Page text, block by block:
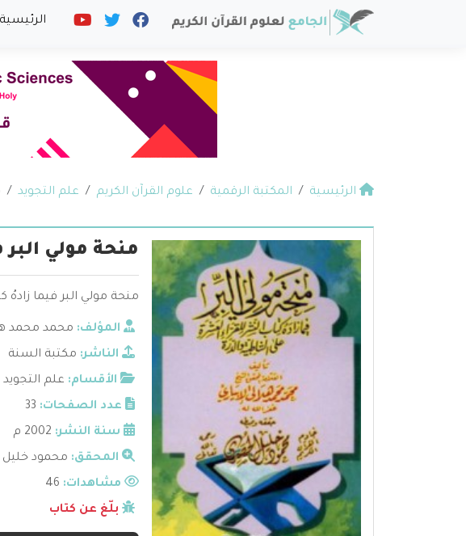
الرئيسية
الرئيسية المكتبة الرقمية علوم القرآن الكريم علم التجويد
منحة مولي البر
منحة مولي البر فيما
المؤلف: محمد محمد
الناشر: مكتبة السنة
الأقسام: علم التجويد
عدد الصفحات: 33
سنة النشر: 2002 م
المحقق: محمود
مشاهدات:
بلّغ عن كتاب